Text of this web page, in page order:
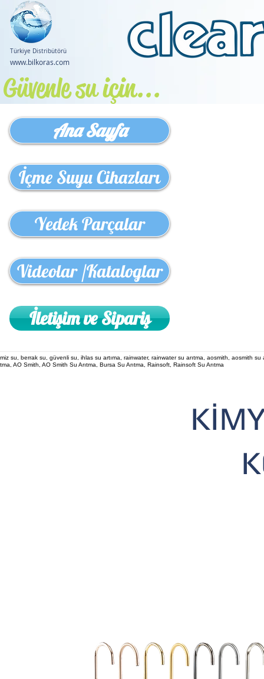
Türkiye Distribütörü
www.bilkoras.com
Güvenle su için...
Ana Sayfa
İçme Suyu Cihazları
Yedek Parçalar
Videolar /Kataloglar
İletişim ve Sipariş